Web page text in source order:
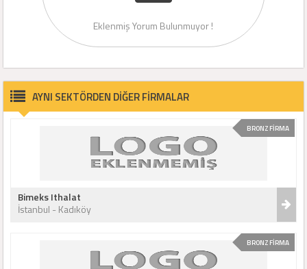
Eklenmiş Yorum Bulunmuyor !
AYNI SEKTÖRDEN DİĞER FİRMALAR
BRONZ FİRMA
Bimeks Ithalat
İstanbul - Kadıköy
BRONZ FİRMA